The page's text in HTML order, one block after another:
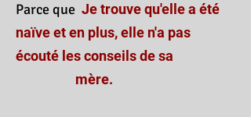
Parce que Je trouve qu'elle a été
naïve et en plus, elle n'a pas
écouté les conseils de sa
mère.